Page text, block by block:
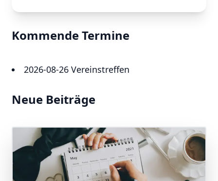
Kommende Termine
2026-08-26 Vereinstreffen
Neue Beiträge